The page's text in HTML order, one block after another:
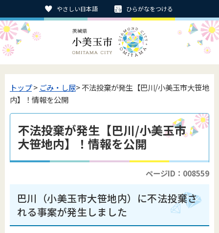
やさしい日本語 ひらがなをつける
トップ> ごみ・し尿> 不法投棄が発生【巴川/小美玉市大笹地
内】！情報を公開
不法投棄が発生【巴川/小美玉市
大笹地内】！情報を公開
ページID：008559
巴川（小美玉市大笹地内）に不法投棄さ
れる事案が発生しました